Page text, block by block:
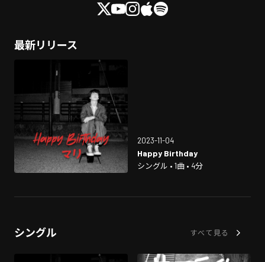
最新リリース
2023-11-04
Happy Birthday
シングル • 1曲 • 4分
シングル すべて見る